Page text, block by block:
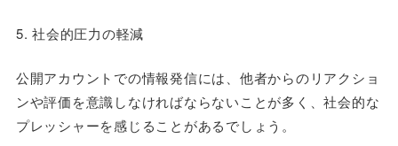
5. 社会的圧力の軽減
公開アカウントでの情報発信には、他者からのリアクショ
ンや評価を意識しなければならないことが多く、社会的な
プレッシャーを感じることがあるでしょう。